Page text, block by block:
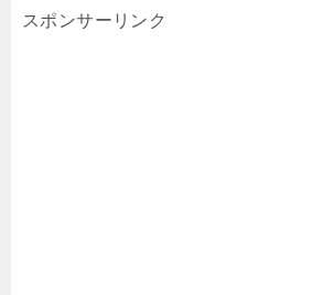
スポンサーリンク